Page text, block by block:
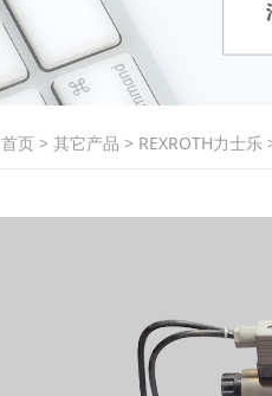
首页 >其它产品 > REXROTH力士乐